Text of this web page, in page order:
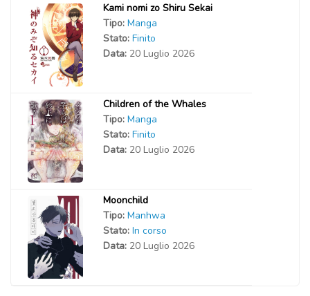
Kami nomi zo Shiru Sekai
Tipo: Manga
Stato: Finito
Data: 20 Luglio 2026
Children of the Whales
Tipo: Manga
Stato: Finito
Data: 20 Luglio 2026
Moonchild
Tipo: Manhwa
Stato: In corso
Data: 20 Luglio 2026